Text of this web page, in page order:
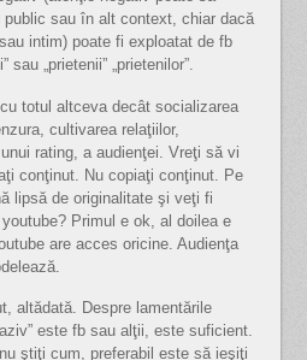
sau în alt context, chiar dacă
intim) poate fi exploatat de fb
sau „prietenii” „prietenilor”.
totul altceva decât socializarea
cultivarea relaţiilor,
rating, a audienţei. Vreţi să vi
conţinut. Nu copiaţi conţinut. Pe
lipsă de originalitate şi veţi fi
Primul e ok, al doilea e
are acces oricine. Audienţa
altădată. Despre lamentările
este fb sau alţii, este suficient.
ştiţi cum, preferabil este să ieşiţi